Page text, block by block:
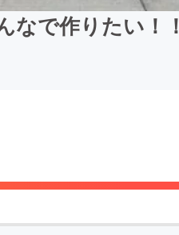
なで作りたい！！